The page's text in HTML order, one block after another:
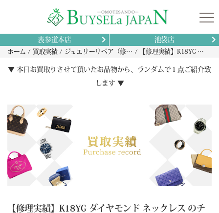
表参道本店 池袋店
ホーム 買取実績 ジュエリーリペア（修理）実績 【修理実績】K18YG ダイヤモンド ネックレス のチェーン繋ぎ修理
▼ 本日お買取りさせて頂いたお品物から、ランダムで１点ご紹介致
します ▼
【修理実績】K18YG ダイヤモンド ネックレス のチ